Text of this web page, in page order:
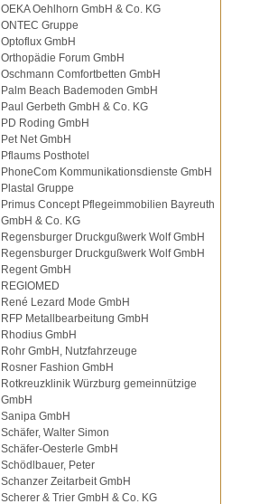
OEKA Oehlhorn GmbH & Co. KG
ONTEC Gruppe
Optoflux GmbH
Orthopädie Forum GmbH
Oschmann Comfortbetten GmbH
Palm Beach Bademoden GmbH
Paul Gerbeth GmbH & Co. KG
PD Roding GmbH
Pet Net GmbH
Pflaums Posthotel
PhoneCom Kommunikationsdienste GmbH
Plastal Gruppe
Primus Concept Pflegeimmobilien Bayreuth
GmbH & Co. KG
Regensburger Druckgußwerk Wolf GmbH
Regensburger Druckgußwerk Wolf GmbH
Regent GmbH
REGIOMED
René Lezard Mode GmbH
RFP Metallbearbeitung GmbH
Rhodius GmbH
Rohr GmbH, Nutzfahrzeuge
Rosner Fashion GmbH
Rotkreuzklinik Würzburg gemeinnützige
GmbH
Sanipa GmbH
Schäfer, Walter Simon
Schäfer-Oesterle GmbH
Schödlbauer, Peter
Schanzer Zeitarbeit GmbH
Scherer & Trier GmbH & Co. KG